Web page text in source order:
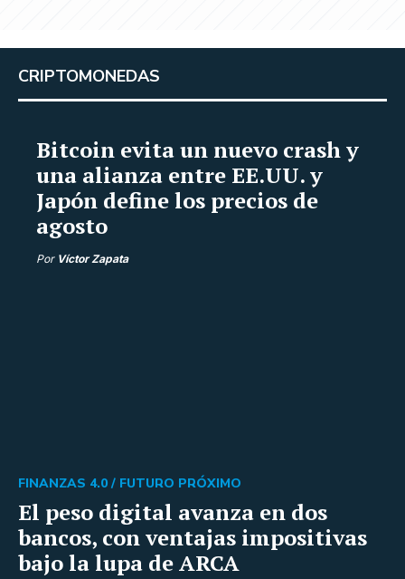
CRIPTOMONEDAS
Bitcoin evita un nuevo crash y
una alianza entre EE.UU. y
Japón define los precios de
agosto
Por Víctor Zapata
El peso digital avanza en dos
bancos, con ventajas impositivas
bajo la lupa de ARCA
FINANZAS 4.0 / FUTURO PRÓXIMO